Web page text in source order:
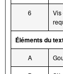
6
Vis
Éléments du
A